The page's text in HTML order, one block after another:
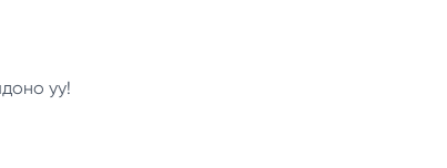
уу!